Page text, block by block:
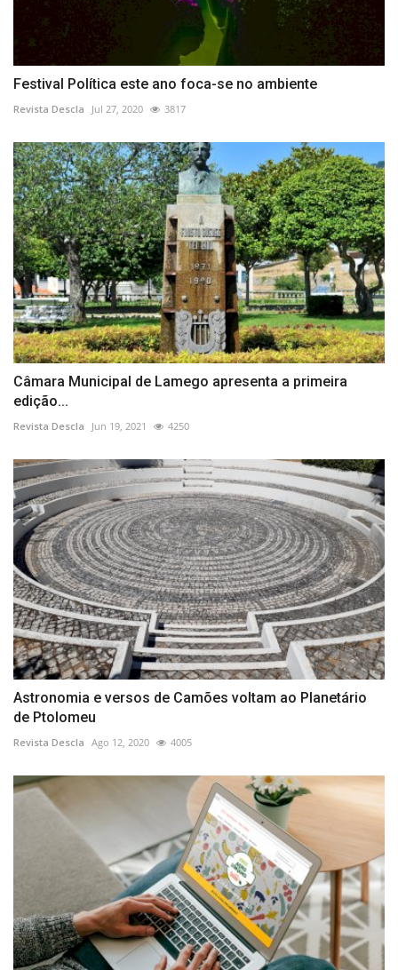
Festival Política este ano foca-se no ambiente
Revista Descla Jul 27, 2020 3817
Câmara Municipal de Lamego apresenta a primeira
edição...
Revista Descla Jun 19, 2021 4250
Astronomia e versos de Camões voltam ao Planetário
de Ptolomeu
Revista Descla Ago 12, 2020 4005